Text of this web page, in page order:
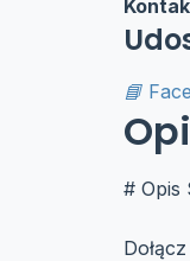
# Opis